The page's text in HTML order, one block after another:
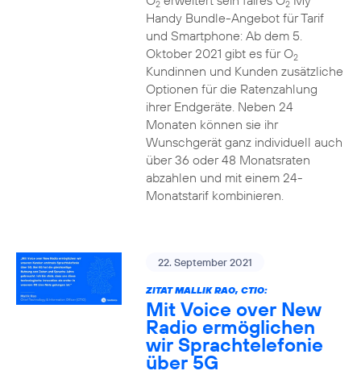
2 2
Handy Bundle-Angebot für Tarif
und Smartphone: Ab dem 5.
Oktober 2021 gibt es für O2
Kundinnen und Kunden zusätzliche
Optionen für die Ratenzahlung
ihrer Endgeräte. Neben 24
Monaten können sie ihr
Wunschgerät ganz individuell auch
über 36 oder 48 Monatsraten
abzahlen und mit einem 24-
Monatstarif kombinieren.
22. September 2021
ZITAT MALLIK RAO, CTIO:
Mit Voice over New
Radio ermöglichen
wir Sprachtelefonie
über 5G